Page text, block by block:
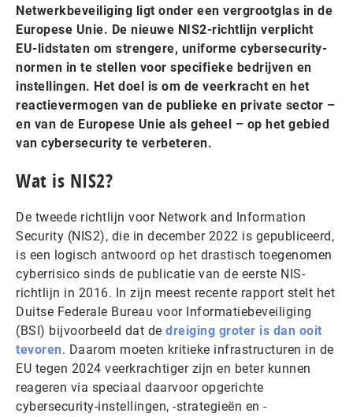
Netwerkbeveiliging ligt onder een vergrootglas in de
Europese Unie. De nieuwe NIS2-richtlijn verplicht
EU-lidstaten om strengere, uniforme cybersecurity-
normen in te stellen voor specifieke bedrijven en
instellingen. Het doel is om de veerkracht en het
reactievermogen van de publieke en private sector –
en van de Europese Unie als geheel – op het gebied
van cybersecurity te verbeteren.
Wat is NIS2?
De tweede richtlijn voor Network and Information
Security (NIS2), die in december 2022 is gepubliceerd,
is een logisch antwoord op het drastisch toegenomen
cyberrisico sinds de publicatie van de eerste NIS-
richtlijn in 2016. In zijn meest recente rapport stelt het
Duitse Federale Bureau voor Informatiebeveiliging
(BSI) bijvoorbeeld dat de dreiging groter is dan ooit
tevoren. Daarom moeten kritieke infrastructuren in de
EU tegen 2024 veerkrachtiger zijn en beter kunnen
reageren via speciaal daarvoor opgerichte
cybersecurity-instellingen, -strategieën en -